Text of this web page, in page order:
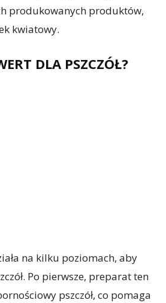
produkowanych produktów,
kwiatowy.
DLA PSZCZÓŁ?
na kilku poziomach, aby
Po pierwsze, preparat ten
pszczół, co pomaga